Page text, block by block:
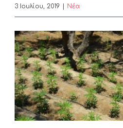
3 Ιουλίου, 2019 Nέα
View
Larger
Image